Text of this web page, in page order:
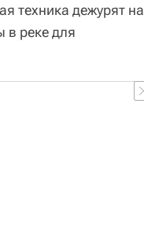
техника дежурят на
в реке для